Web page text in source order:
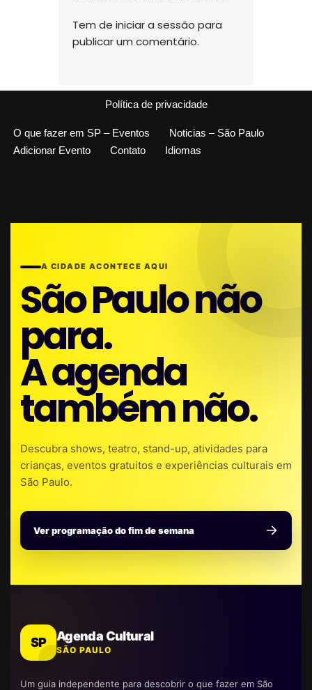
Tem de iniciar a sessão para
publicar um comentário.
Política de privacidade
O que fazer em SP – Eventos
Noticias – São Paulo
Adicionar Evento
Contato Idiomas
A CIDADE ACONTECE AQUI
São Paulo não
para.
A agenda
também não.
Descubra shows, teatro, stand-up, atividades para
crianças, eventos gratuitos e experiências culturais em
São Paulo.
Ver programação do fim de semana
SP Agenda Cultural
SÃO PAULO
Um guia independente para descobrir o que fazer em São